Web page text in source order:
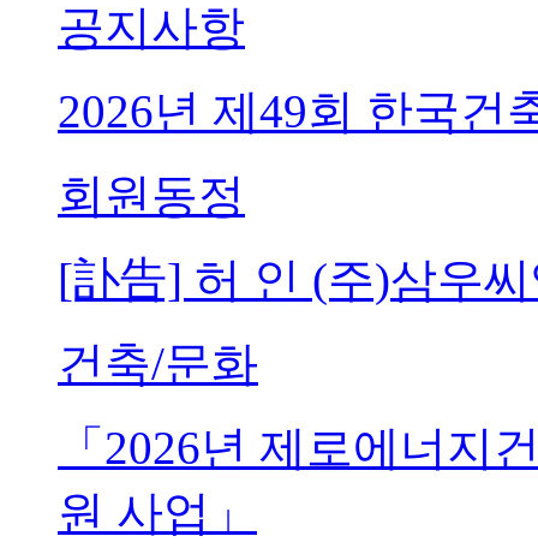
공지사항
2026년 제49회 한국건
회원동정
[訃告] 허 인 (주)삼우
건축/문화
「2026년 제로에너지
원 사업」